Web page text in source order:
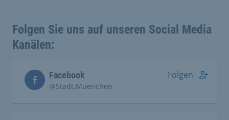
Folgen Sie uns auf unseren Social Media
Kanälen:
Facebook
@Stadt.Muenchen
Folgen